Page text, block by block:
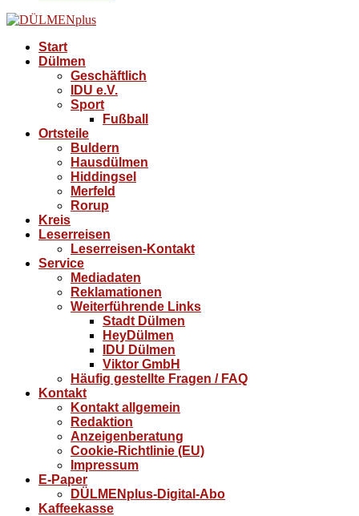
Start
Dülmen
Geschäftlich
IDU e.V.
Sport
Fußball
Ortsteile
Buldern
Hausdülmen
Hiddingsel
Merfeld
Rorup
Kreis
Leserreisen
Leserreisen-Kontakt
Service
Mediadaten
Reklamationen
Weiterführende Links
Stadt Dülmen
HeyDülmen
IDU Dülmen
Viktor GmbH
Häufig gestellte Fragen / FAQ
Kontakt
Kontakt allgemein
Redaktion
Anzeigenberatung
Cookie-Richtlinie (EU)
Impressum
E-Paper
DÜLMENplus-Digital-Abo
Kaffeekasse